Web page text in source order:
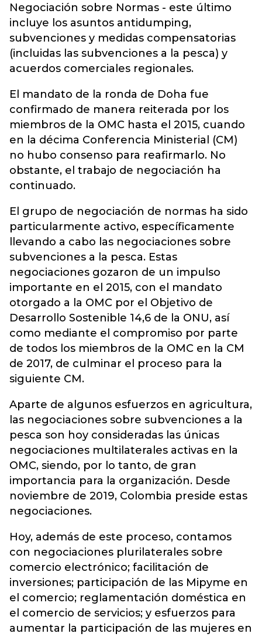
Negociación sobre Normas - este último
incluye los asuntos antidumping,
subvenciones y medidas compensatorias
(incluidas las subvenciones a la pesca) y
acuerdos comerciales regionales.
El mandato de la ronda de Doha fue
confirmado de manera reiterada por los
miembros de la OMC hasta el 2015, cuando
en la décima Conferencia Ministerial (CM)
no hubo consenso para reafirmarlo. No
obstante, el trabajo de negociación ha
continuado.
El grupo de negociación de normas ha sido
particularmente activo, específicamente
llevando a cabo las negociaciones sobre
subvenciones a la pesca. Estas
negociaciones gozaron de un impulso
importante en el 2015, con el mandato
otorgado a la OMC por el Objetivo de
Desarrollo Sostenible 14,6 de la ONU, así
como mediante el compromiso por parte
de todos los miembros de la OMC en la CM
de 2017, de culminar el proceso para la
siguiente CM.
Aparte de algunos esfuerzos en agricultura,
las negociaciones sobre subvenciones a la
pesca son hoy consideradas las únicas
negociaciones multilaterales activas en la
OMC, siendo, por lo tanto, de gran
importancia para la organización. Desde
noviembre de 2019, Colombia preside estas
negociaciones.
Hoy, además de este proceso, contamos
con negociaciones plurilaterales sobre
comercio electrónico; facilitación de
inversiones; participación de las Mipyme en
el comercio; reglamentación doméstica en
el comercio de servicios; y esfuerzos para
aumentar la participación de las mujeres en